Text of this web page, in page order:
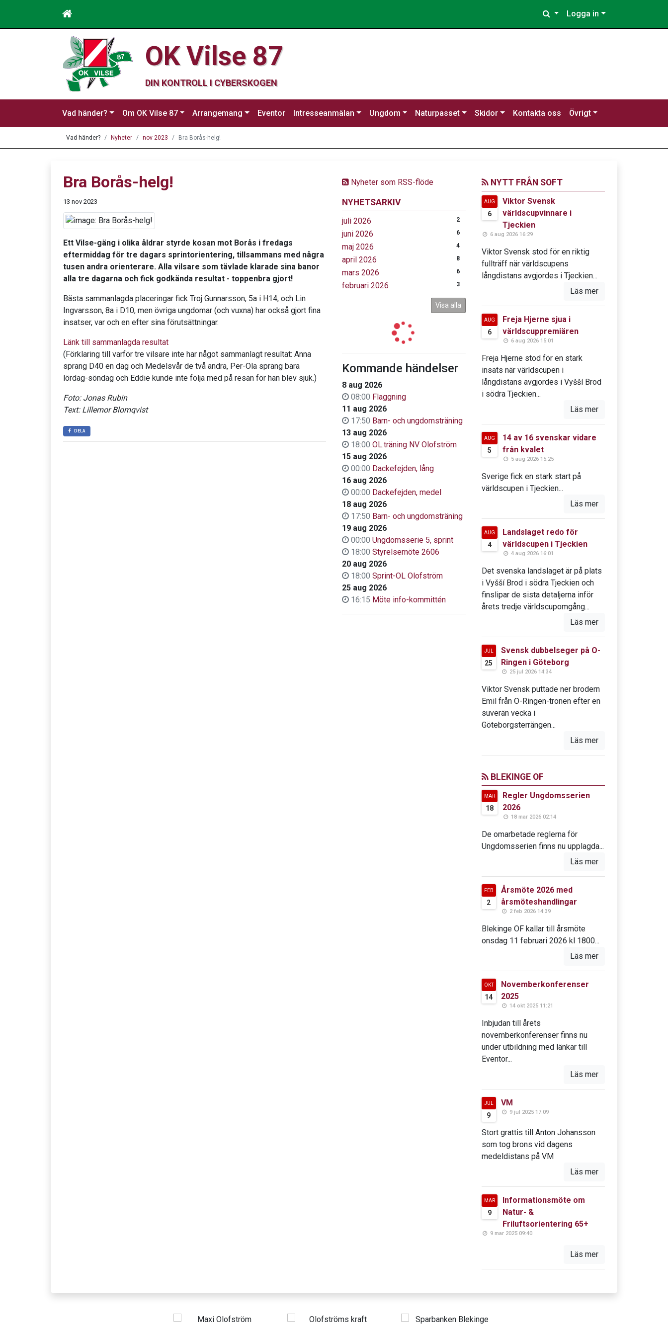
Logga in
OK Vilse 87
DIN KONTROLL I CYBERSKOGEN
Vad händer? Om OK Vilse 87 Arrangemang Eventor Intresseanmälan Ungdom Naturpasset Skidor Kontakta oss Övrigt
Vad händer? Nyheter nov 2023 Bra Borås-helg!
Nyheter som RSS-flöde
NYHETSARKIV
juli 2026 2
juni 2026 6
maj 2026 4
april 2026 8
mars 2026 6
februari 2026 3
Visa alla
Kommande händelser
8 aug 2026
08:00 Flaggning
11 aug 2026
17:50 Barn- och ungdomsträning
13 aug 2026
18:00 OL.träning NV Olofström
15 aug 2026
00:00 Dackefejden, lång
16 aug 2026
00:00 Dackefejden, medel
18 aug 2026
17:50 Barn- och ungdomsträning
19 aug 2026
00:00 Ungdomsserie 5, sprint
18:00 Styrelsemöte 2606
20 aug 2026
18:00 Sprint-OL Olofström
25 aug 2026
16:15 Möte info-kommittén
Bra Borås-helg!
13 nov 2023
Ett Vilse-gäng i olika åldrar styrde kosan mot Borås i fredags
eftermiddag för tre dagars sprintorientering, tillsammans med några
tusen andra orienterare. Alla vilsare som tävlade klarade sina banor
alla tre dagarna och fick godkända resultat - toppenbra gjort!
Bästa sammanlagda placeringar fick Troj Gunnarsson, 5a i H14, och Lin
Ingvarsson, 8a i D10, men övriga ungdomar (och vuxna) har också gjort fina
insatser, var och en efter sina förutsättningar.
Länk till sammanlagda resultat
(Förklaring till varför tre vilsare inte har något sammanlagt resultat: Anna
sprang D40 en dag och Medelsvår de två andra, Per-Ola sprang bara
lördag-söndag och Eddie kunde inte följa med på resan för han blev sjuk.)
Foto: Jonas Rubin
Text: Lillemor Blomqvist
DELA
NYTT FRÅN SOFT
AUG
6
Viktor Svensk
världscupvinnare i
Tjeckien
6 aug 2026 16:29
Viktor Svensk stod för en riktig
fullträff när världscupens
långdistans avgjordes i Tjeckien...
Läs mer
AUG
6
Freja Hjerne sjua i
världscuppremiären
6 aug 2026 15:01
Freja Hjerne stod för en stark
insats när världscupen i
långdistans avgjordes i Vyšší Brod
i södra Tjeckien...
Läs mer
AUG
5
14 av 16 svenskar vidare
från kvalet
5 aug 2026 15:25
Sverige fick en stark start på
världscupen i Tjeckien...
Läs mer
AUG
4
Landslaget redo för
världscupen i Tjeckien
4 aug 2026 16:01
Det svenska landslaget är på plats
i Vyšší Brod i södra Tjeckien och
finslipar de sista detaljerna inför
årets tredje världscupomgång...
Läs mer
JUL
25
Svensk dubbelseger på O-
Ringen i Göteborg
25 jul 2026 14:34
Viktor Svensk puttade ner brodern
Emil från O-Ringen-tronen efter en
suverän vecka i
Göteborgsterrängen...
Läs mer
BLEKINGE OF
MAR
18
Regler Ungdomsserien
2026
18 mar 2026 02:14
De omarbetade reglerna för
Ungdomsserien finns nu upplagda...
Läs mer
FEB
2
Årsmöte 2026 med
årsmöteshandlingar
2 feb 2026 14:39
Blekinge OF kallar till årsmöte
onsdag 11 februari 2026 kl 1800...
Läs mer
OKT
14
Novemberkonferenser
2025
14 okt 2025 11:21
Inbjudan till årets
novemberkonferenser finns nu
under utbildning med länkar till
Eventor...
Läs mer
JUL
9
VM
9 jul 2025 17:09
Stort grattis till Anton Johansson
som tog brons vid dagens
medeldistans på VM
Läs mer
MAR
9
Informationsmöte om
Natur- &
Friluftsorientering 65+
9 mar 2025 09:40
Läs mer